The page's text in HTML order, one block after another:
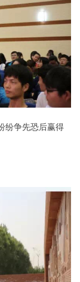
纷争先恐后赢得